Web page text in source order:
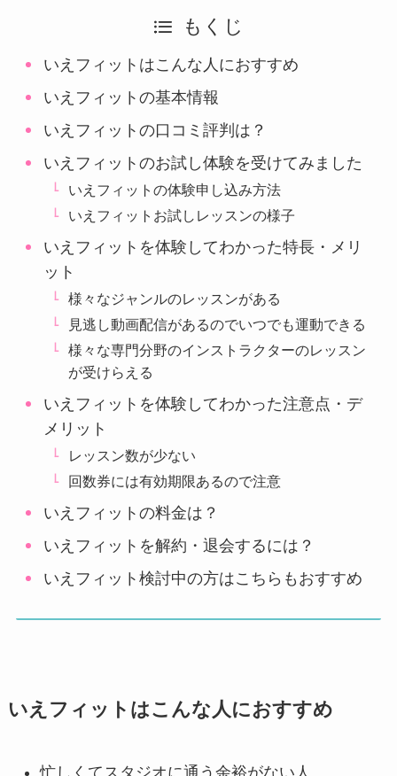
もくじ
いえフィットはこんな人におすすめ
いえフィットの基本情報
いえフィットの口コミ評判は？
いえフィットのお試し体験を受けてみました
いえフィットの体験申し込み方法
いえフィットお試しレッスンの様子
いえフィットを体験してわかった特長・メリ
ット
様々なジャンルのレッスンがある
見逃し動画配信があるのでいつでも運動できる
様々な専門分野のインストラクターのレッスン
が受けらえる
いえフィットを体験してわかった注意点・デ
メリット
レッスン数が少ない
回数券には有効期限あるので注意
いえフィットの料金は？
いえフィットを解約・退会するには？
いえフィット検討中の方はこちらもおすすめ
いえフィットはこんな人におすすめ